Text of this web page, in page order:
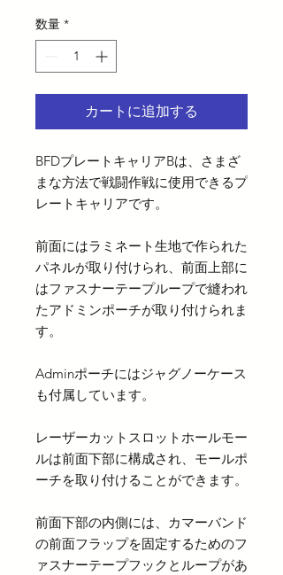
数量 *
カートに追加する
BFDプレートキャリアBは、さまざ
まな方法で戦闘作戦に使用できるプ
レートキャリアです。
前面にはラミネート生地で作られた
パネルが取り付けられ、前面上部に
はファスナーテープループで縫われ
たアドミンポーチが取り付けられま
す。
Adminポーチにはジャグノーケース
も付属しています。
レーザーカットスロットホールモー
ルは前面下部に構成され、モールポ
ーチを取り付けることができます。
前面下部の内側には、カマーバンド
の前面フラップを固定するためのフ
ァスナーテープフックとループがあ